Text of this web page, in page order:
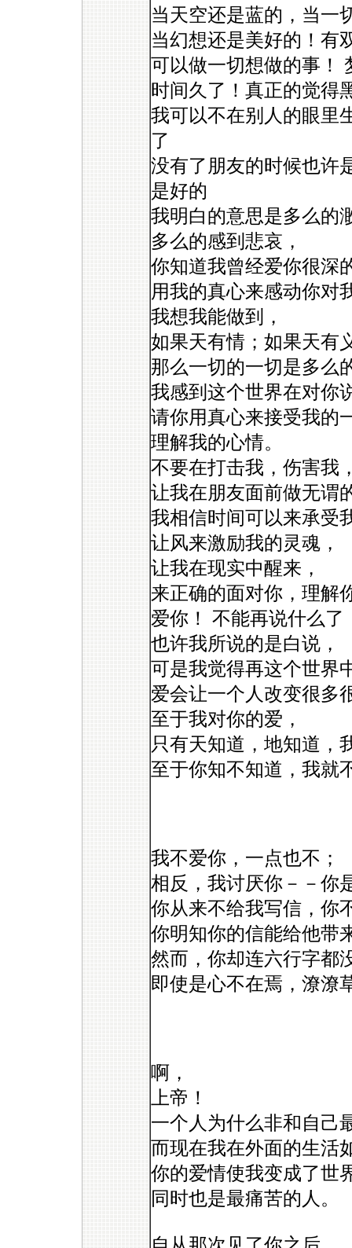
当天空还是蓝的，当一
当幻想还是美好的！有
可以做一切想做的事！
时间久了！真正的觉得
我可以不在别人的眼里
了
没有了朋友的时候也许
是好的
我明白的意思是多么的
多么的感到悲哀，
你知道我曾经爱你很深
用我的真心来感动你对
我想我能做到，
如果天有情；如果天有
那么一切的一切是多么
我感到这个世界在对你
请你用真心来接受我的
理解我的心情。
不要在打击我，伤害我
让我在朋友面前做无谓
我相信时间可以来承受
让风来激励我的灵魂，
让我在现实中醒来，
来正确的面对你，理解
爱你！ 不能再说什么了
也许我所说的是白说，
可是我觉得再这个世界
爱会让一个人改变很多
至于我对你的爱，
只有天知道，地知道，
至于你知不知道，我就
我不爱你，一点也不；
相反，我讨厌你－－你
你从来不给我写信，你
你明知你的信能给他带
然而，你却连六行字都
即使是心不在焉，潦潦
啊，
上帝！
一个人为什么非和自己
而现在我在外面的生活
你的爱情使我变成了世
同时也是最痛苦的人。